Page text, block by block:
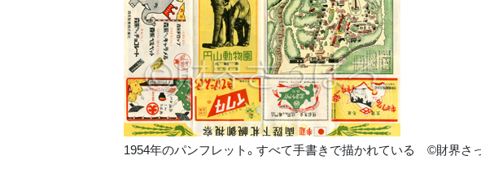
1954年のパンフレット。すべて手書きで描かれている ©財界さ